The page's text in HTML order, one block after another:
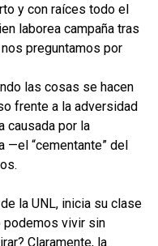
y con raíces todo el
laborea campaña tras
preguntamos por
las cosas se hacen
frente a la adversidad
causada por la
—el “cementante” del
la UNL, inicia su clase
podemos vivir sin
Claramente, la